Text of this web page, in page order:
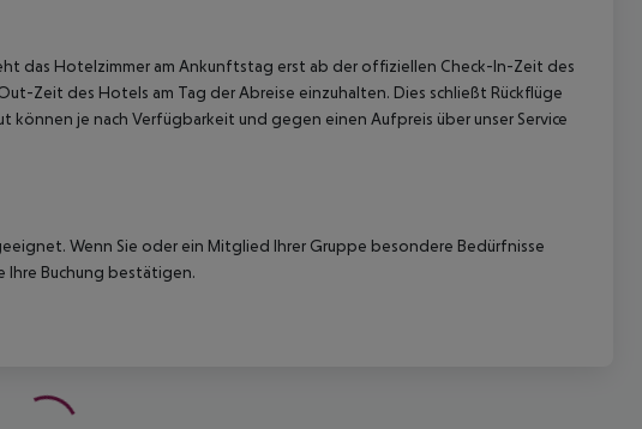
das Hotelzimmer am Ankunftstag erst ab der offiziellen Check-In-Zeit des
Zeit des Hotels am Tag der Abreise einzuhalten. Dies schließt Rückflüge
je nach Verfügbarkeit und gegen einen Aufpreis über unser Service
Wenn Sie oder ein Mitglied Ihrer Gruppe besondere Bedürfnisse
Ihre Buchung bestätigen.